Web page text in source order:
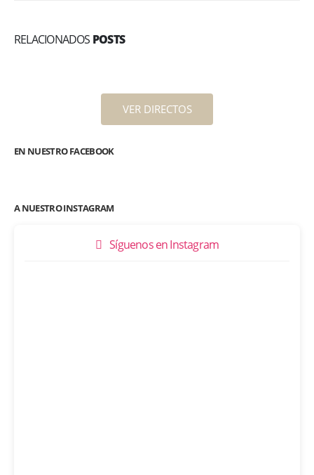
RELACIONADOS POSTS
VER DIRECTOS
EN NUESTRO FACEBOOK
A NUESTRO INSTAGRAM
Síguenos en Instagram